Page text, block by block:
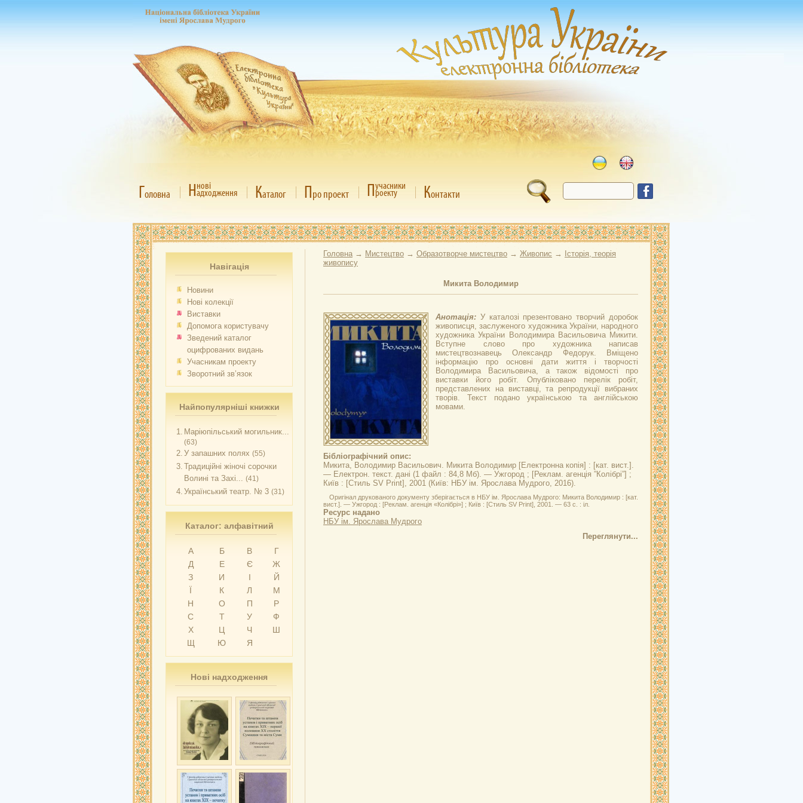
Головна Ннові
адходження Каталог Про проект Пучасники
роекту Контакти
Навігація
Новини
Нові колекції
Виставки
Допомога користувачу
Зведений каталог
оцифрованих видань
Учасникам проекту
Зворотний зв’язок
Найпопулярніші книжки
1. Маріюпільський могильник...
(63)
2. У запашних полях (55)
3. Традиційні жіночі сорочки
Волині та Захі... (41)
4. Український театр. № 3 (31)
Каталог: алфавітний
А Б В
Г
Д
Е Є
Ж
З
И І
Й
Ї
К Л
М
Н
О П
Р
С
Т У
Ф
Х
Ц Ч
Ш
Щ
Ю Я
Нові надходження
Головна → Мистецтво → Образотворче мистецтво → Живопис →
Історія, теорія
живопису
Микита Володимир
Анотація: У каталозі презентовано творчий доробок
живописця, заслуженого художника України, народного
художника України Володимира Васильовича Микити.
Вступне слово про художника написав
мистецтвознавець Олександр Федорук. Вміщено
інформацію про основні дати життя і творчості
Володимира Васильовича, а також відомості про
виставки його робіт. Опубліковано перелік робіт,
представлених на виставці, та репродукції вибраних
творів. Текст подано українською та англійською
мовами.
Бібліографічний опис:
Микита, Володимир Васильович. Микита Володимир [Електронна копія] : [кат. вист.].
— Електрон. текст. дані (1 файл : 84,8 Мб). — Ужгород ; [Реклам. агенція ”Колібрі”] ;
Київ : [Стиль SV Print], 2001 (Київ: НБУ ім. Ярослава Мудрого, 2016).
Оригінал друкованого документу зберігається в НБУ ім. Ярослава Мудрого: Микита Володимир : [кат.
вист.]. — Ужгород : [Реклам. агенція «Колібрі»] ; Київ : [Стиль SV Print], 2001. — 63 с. : іл.
Ресурс надано
НБУ ім. Ярослава Мудрого
Переглянути...